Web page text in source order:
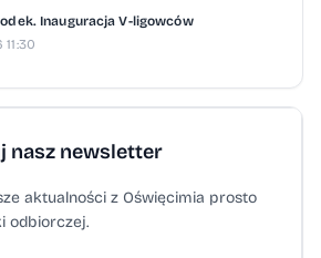
Inauguracja V-ligowców
nasz newsletter
aktualności z Oświęcimia prosto
odbiorczej.